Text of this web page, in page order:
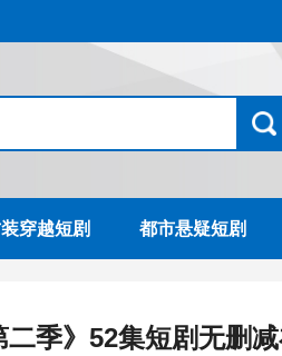
穿越短剧 都市悬疑短剧
季》52集短剧无删